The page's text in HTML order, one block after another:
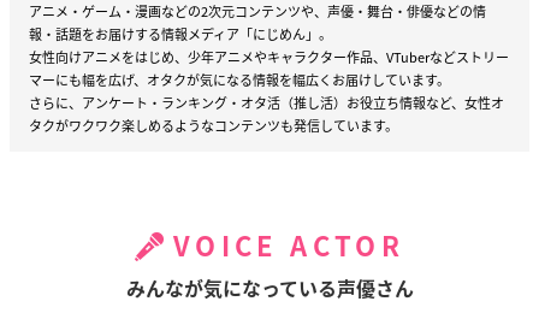
アニメ・ゲーム・漫画などの2次元コンテンツや、声優・舞台・俳優などの情
報・話題をお届けする情報メディア「にじめん」。
女性向けアニメをはじめ、少年アニメやキャラクター作品、VTuberなどストリー
マーにも幅を広げ、オタクが気になる情報を幅広くお届けしています。
さらに、アンケート・ランキング・オタ活（推し活）お役立ち情報など、女性オ
タクがワクワク楽しめるようなコンテンツも発信しています。
VOICE ACTOR
みんなが気になっている声優さん